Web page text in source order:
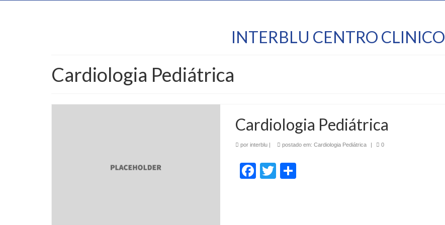
INTERBLU CENTRO CLINICO
Cardiologia Pediátrica
Cardiologia Pediátrica
por interblu| postado em: Cardiologia Pediátrica | 0
Facebook
Twitter